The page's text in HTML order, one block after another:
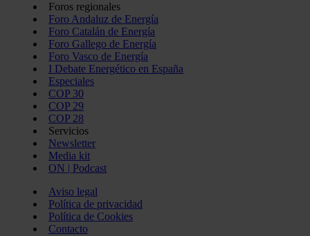
Foros regionales
Foro Andaluz de Energía
Foro Catalán de Energía
Foro Gallego de Energía
Foro Vasco de Energía
I Debate Energético en España
Especiales
COP 30
COP 29
COP 28
Servicios
Newsletter
Media kit
ON | Podcast
Aviso legal
Política de privacidad
Política de Cookies
Contacto